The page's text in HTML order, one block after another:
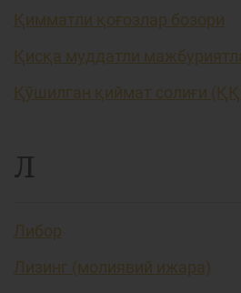
Қимматли қоғозлар бозори
Қисқа муддатли
Қўшилган қиймат солиғи
Л
Либор
Лизинг (молиявий ижара)